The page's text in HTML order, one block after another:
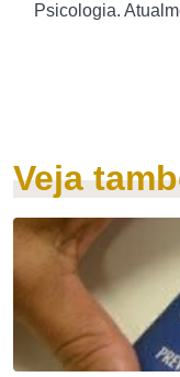
Psicologia.
Veja